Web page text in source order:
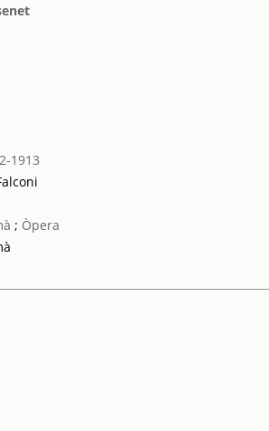
1913
; Òpera